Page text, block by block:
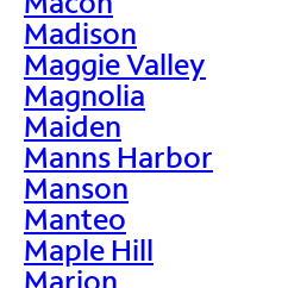
Madison
Maggie Valley
Magnolia
Maiden
Manns Harbor
Manson
Manteo
Maple Hill
Marion